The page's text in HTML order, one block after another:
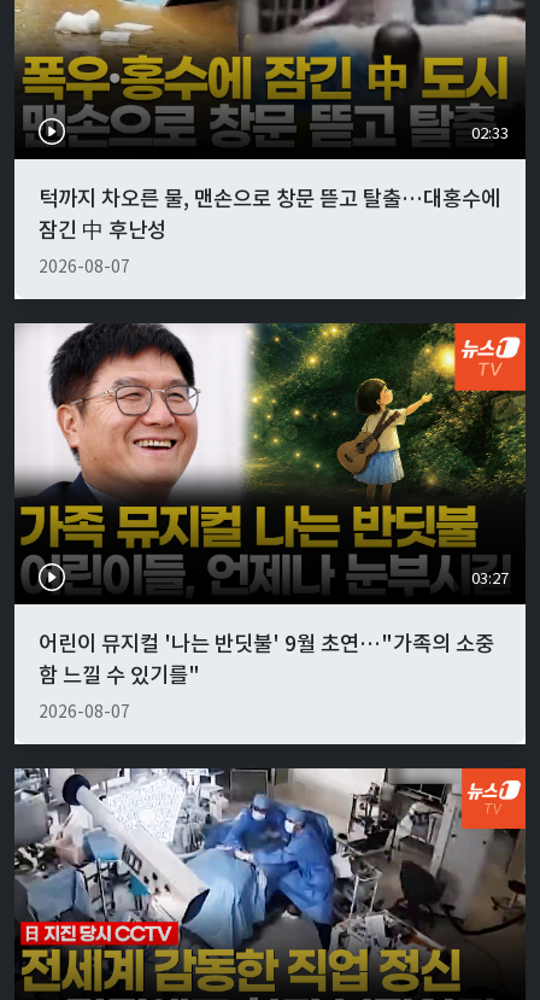
02:33
턱까지 차오른 물, 맨손으로 창문 뜯고 탈출…대홍수에
잠긴 中 후난성
2026-08-07
03:27
어린이 뮤지컬 '나는 반딧불' 9월 초연…"가족의 소중
함 느낄 수 있기를"
2026-08-07